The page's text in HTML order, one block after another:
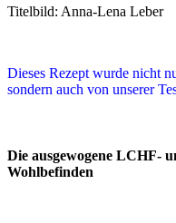
Titelbild: Anna-Lena Leber
Dieses Rezept wurde nicht
sondern auch von unserer
Die ausgewogene LCHF-
Wohlbefinden